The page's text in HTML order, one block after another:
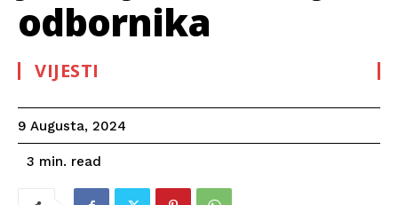
odbornika
VIJESTI
9 Augusta, 2024
3 min. read